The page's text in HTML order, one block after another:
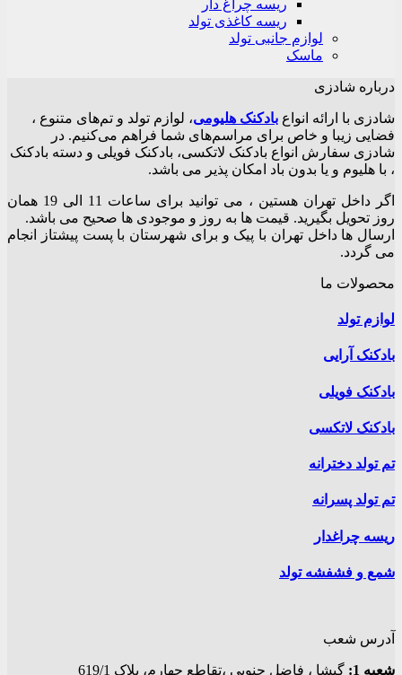
ریسه چراغ دار
ریسه کاغذی تولد
لوازم جانبی تولد
ماسک
درباره شادزی
شادزی با ارائه انواع بادکنک‌ هلیومی، لوازم تولد و تم‌های متنوع ،
فضایی زیبا و خاص برای مراسم‌های شما فراهم می‌کنیم. در
شادزی سفارش انواع بادکنک لاتکسی، بادکنک فویلی و دسته بادکنک
، با هلیوم و یا بدون باد امکان پذیر می باشد.
اگر داخل تهران هستین ، می توانید برای ساعات 11 الی 19 همان
روز تحویل بگیرید. قیمت ها به روز و موجودی ها صحیح می باشد.
ارسال ها داخل تهران با پیک و برای شهرستان با پست پیشتاز انجام
می گردد.
محصولات ما
لوازم تولد
بادکنک آرایی
بادکنک فویلی
بادکنک لاتکسی
تم تولد دخترانه
تم تولد پسرانه
ریسه چراغدار
شمع و فشفشه تولد
آدرس شعب
شعبه 1: گيشا ، فاضل جنوبی ،تقاطع چهارم، پلاک 619/1